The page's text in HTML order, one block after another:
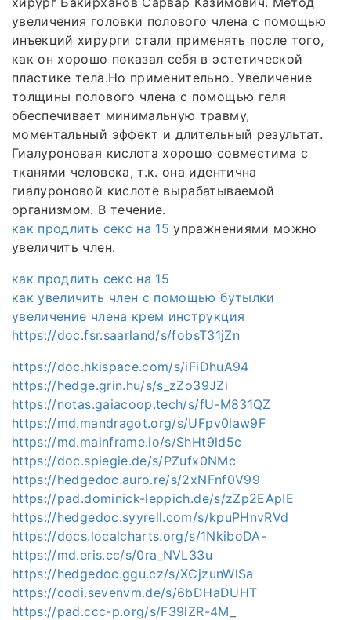
увеличения головки полового члена с помощью
инъекций хирурги стали применять после того,
как он хорошо показал себя в эстетической
пластике тела.Но применительно. Увеличение
толщины полового члена с помощью геля
обеспечивает минимальную травму,
моментальный эффект и длительный результат.
Гиалуроновая кислота хорошо совместима с
тканями человека, т.к. она идентична
гиалуроновой кислоте вырабатываемой
организмом. В течение.
как продлить секс на 15 упражнениями можно
увеличить член.
как продлить секс на 15
как увеличить член с помощью бутылки
увеличение члена крем инструкция
https://doc.fsr.saarland/s/fobsT31jZn
https://doc.hkispace.com/s/iFiDhuA94
https://hedge.grin.hu/s/s_zZo39JZi
https://notas.gaiacoop.tech/s/fU-M831QZ
https://md.mandragot.org/s/UFpv0law9F
https://md.mainframe.io/s/ShHt9ld5c
https://doc.spiegie.de/s/PZufx0NMc
https://hedgedoc.auro.re/s/2xNFnf0V99
https://pad.dominick-leppich.de/s/zZp2EApIE
https://hedgedoc.syyrell.com/s/kpuPHnvRVd
https://docs.localcharts.org/s/1NkiboDA-
https://md.eris.cc/s/0ra_NVL33u
https://hedgedoc.ggu.cz/s/XCjzunWlSa
https://codi.sevenvm.de/s/6bDHaDUHT
https://pad.ccc-p.org/s/F39lZR-4M_